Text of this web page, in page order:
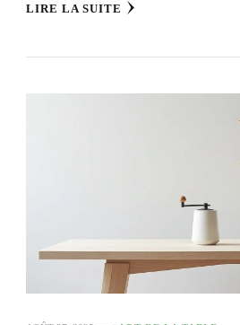
LIRE LA SUITE